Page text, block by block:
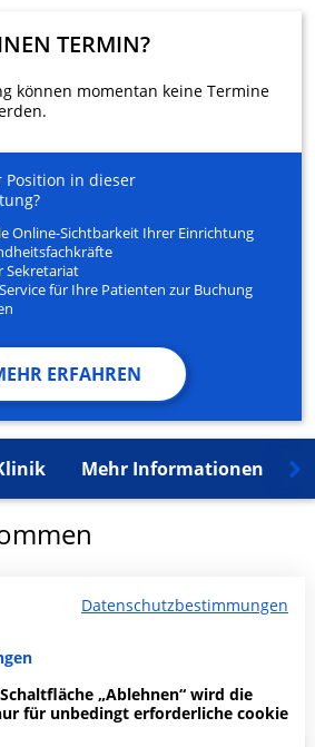
TERMIN?
können momentan keine Termine
in dieser
Online-Sichtbarkeit Ihrer Einrichtung
Sekretariat
für Ihre Patienten zur Buchung
ERFAHREN
Mehr Informationen
in der Oehrenstöcker Str. 32 ist ein
in Ilmenau.
Datenschutzbestimmungen
„Ablehnen“ wird die
für unbedingt erforderliche cookie